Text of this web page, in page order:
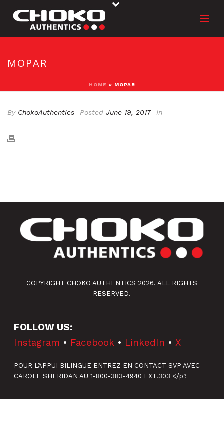
MOPAR
HOME » MOPAR
By ChokoAuthentics Posted June 19, 2017 In
COPYRIGHT CHOKO AUTHENTICS 2026. ALL RIGHTS
RESERVED.
FOLLOW US:
Instagram • Facebook • LinkedIn •X
POUR L’APPUI BILINGUE ENTREZ EN CONTACT SVP AVEC
CAROLE SHERIDAN AU 1-800-383-4940 EXT.303 </p?